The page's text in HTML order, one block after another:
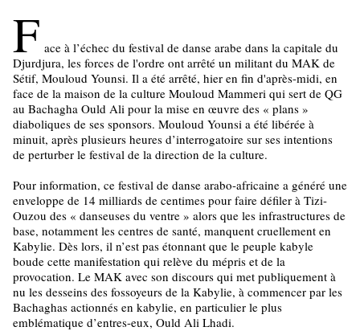
F ace à l’échec du festival de danse arabe dans la capitale du
Djurdjura, les forces de l'ordre ont arrêté un militant du MAK de
Sétif, Mouloud Younsi. Il a été arrêté, hier en fin d'après-midi, en
face de la maison de la culture Mouloud Mammeri qui sert de QG
au Bachagha Ould Ali pour la mise en œuvre des « plans »
diaboliques de ses sponsors. Mouloud Younsi a été libérée à
minuit, après plusieurs heures d’interrogatoire sur ses intentions
de perturber le festival de la direction de la culture.
Pour information, ce festival de danse arabo-africaine a généré une
enveloppe de 14 milliards de centimes pour faire défiler à Tizi-
Ouzou des « danseuses du ventre » alors que les infrastructures de
base, notamment les centres de santé, manquent cruellement en
Kabylie. Dès lors, il n’est pas étonnant que le peuple kabyle
boude cette manifestation qui relève du mépris et de la
provocation. Le MAK avec son discours qui met publiquement à
nu les desseins des fossoyeurs de la Kabylie, à commencer par les
Bachaghas actionnés en kabylie, en particulier le plus
emblématique d’entres-eux, Ould Ali Lhadi.